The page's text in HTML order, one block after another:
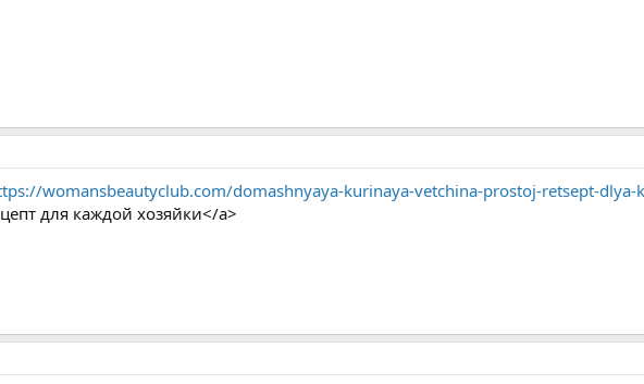
womansbeautyclub.com/domashnyaya-kurinaya-vetchina-prostoj-retsept-dlya-
для каждой хозяйки</a>